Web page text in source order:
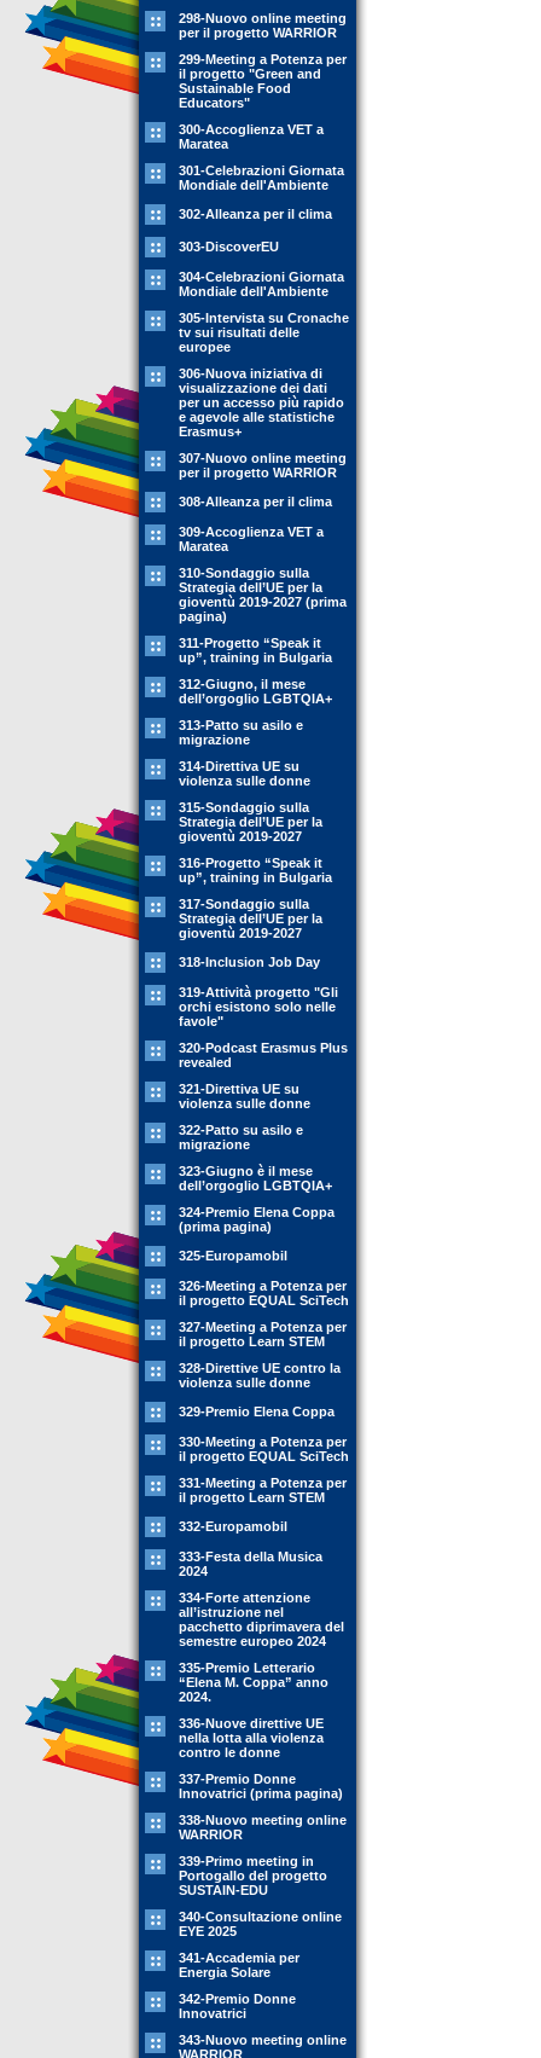
298-Nuovo online meeting
per il progetto WARRIOR
299-Meeting a Potenza per
il progetto "Green and
Sustainable Food
Educators"
300-Accoglienza VET a
Maratea
301-Celebrazioni Giornata
Mondiale dell'Ambiente
302-Alleanza per il clima
303-DiscoverEU
304-Celebrazioni Giornata
Mondiale dell'Ambiente
305-Intervista su Cronache
tv sui risultati delle
europee
306-Nuova iniziativa di
visualizzazione dei dati
per un accesso più rapido
e agevole alle statistiche
Erasmus+
307-Nuovo online meeting
per il progetto WARRIOR
308-Alleanza per il clima
309-Accoglienza VET a
Maratea
310-Sondaggio sulla
Strategia dell’UE per la
gioventù 2019-2027 (prima
pagina)
311-Progetto “Speak it
up”, training in Bulgaria
312-Giugno, il mese
dell’orgoglio LGBTQIA+
313-Patto su asilo e
migrazione
314-Direttiva UE su
violenza sulle donne
315-Sondaggio sulla
Strategia dell’UE per la
gioventù 2019-2027
316-Progetto “Speak it
up”, training in Bulgaria
317-Sondaggio sulla
Strategia dell’UE per la
gioventù 2019-2027
318-Inclusion Job Day
319-Attività progetto "Gli
orchi esistono solo nelle
favole"
320-Podcast Erasmus Plus
revealed
321-Direttiva UE su
violenza sulle donne
322-Patto su asilo e
migrazione
323-Giugno è il mese
dell’orgoglio LGBTQIA+
324-Premio Elena Coppa
(prima pagina)
325-Europamobil
326-Meeting a Potenza per
il progetto EQUAL SciTech
327-Meeting a Potenza per
il progetto Learn STEM
328-Direttive UE contro la
violenza sulle donne
329-Premio Elena Coppa
330-Meeting a Potenza per
il progetto EQUAL SciTech
331-Meeting a Potenza per
il progetto Learn STEM
332-Europamobil
333-Festa della Musica
2024
334-Forte attenzione
all’istruzione nel
pacchetto diprimavera del
semestre europeo 2024
335-Premio Letterario
“Elena M. Coppa” anno
2024.
336-Nuove direttive UE
nella lotta alla violenza
contro le donne
337-Premio Donne
Innovatrici (prima pagina)
338-Nuovo meeting online
WARRIOR
339-Primo meeting in
Portogallo del progetto
SUSTAIN-EDU
340-Consultazione online
EYE 2025
341-Accademia per
Energia Solare
342-Premio Donne
Innovatrici
343-Nuovo meeting online
WARRIOR